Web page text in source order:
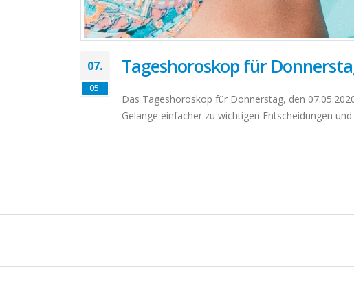
07.
05.
Tageshoroskop für
Das Tageshoroskop für Donnerstag, den
Gelange einfacher zu wichtigen Entscheidungen